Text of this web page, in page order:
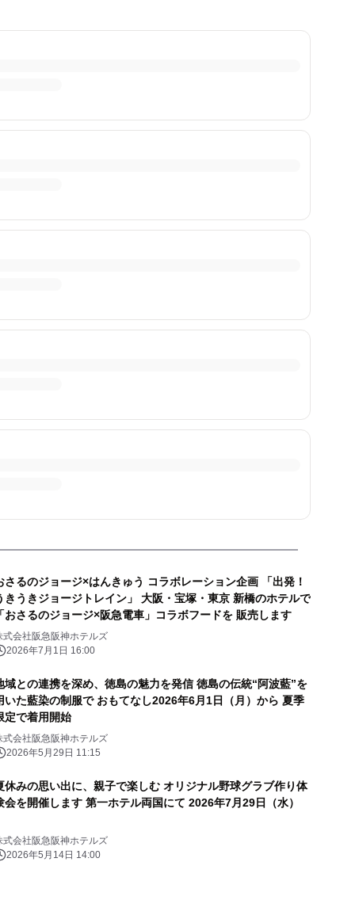
さるのジョージ×はんきゅう コラボレーション企画 「出発！
きうきジョージトレイン」 大阪・宝塚・東京 新橋のホテルで
おさるのジョージ×阪急電車」コラボフードを 販売します
式会社阪急阪神ホテルズ
2026年7月1日 16:00
域との連携を深め、徳島の魅力を発信 徳島の伝統“阿波藍”を
いた藍染の制服で おもてなし2026年6月1日（月）から 夏季
定で着用開始
式会社阪急阪神ホテルズ
2026年5月29日 11:15
休みの思い出に、親子で楽しむ オリジナル野球グラブ作り体
会を開催します 第一ホテル両国にて 2026年7月29日（水）
式会社阪急阪神ホテルズ
2026年5月14日 14:00